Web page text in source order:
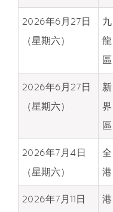
2026年6月27日
（星期六）
九
龍
區
2026年6月27日
（星期六）
新
界
區
2026年7月4日
（星期六）
全
港
2026年7月11日
港